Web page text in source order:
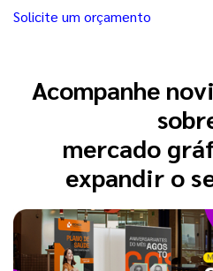
Solicite um orçamento
Acompanhe
mercado
expandir o